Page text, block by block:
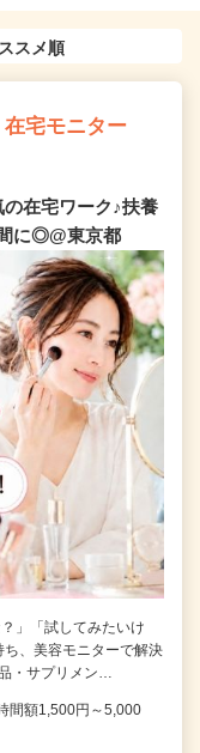
宅モニター
在宅ワーク♪扶養
に◎@東京都
」「試してみたいけ
、美容モニターで解決
・サプリメン…
間額1,500円～5,000